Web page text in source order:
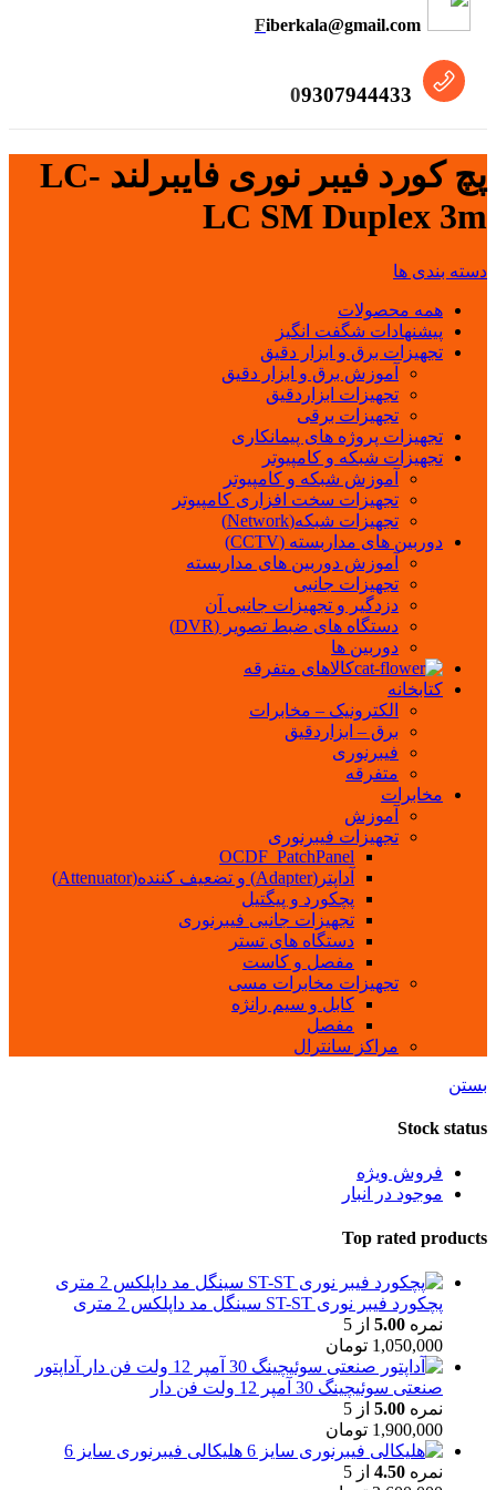
Fiberkala@gmail.com
09307944433
پچ کورد فیبر نوری فایبرلند LC-
LC SM Duplex 3m
دسته بندی ها
همه محصولات
پیشنهادات شگفت انگیز
تجهیزات برق و ابزار دقیق
آموزش برق و ابزار دقیق
تجهیزات ابزاردقیق
تجهیزات برقی
تجهیزات پروژه های پیمانکاری
تجهیزات شبکه و کامپیوتر
آموزش شبکه و کامپیوتر
تجهیزات سخت افزاری کامپیوتر
تجهیزات شبکه(Network)
دوربین های مداربسته (CCTV)
آموزش دوربین های مداربسته
تجهیزات جانبی
دزدگیر و تجهیزات جانبی آن
دستگاه های ضبط تصویر (DVR)
دوربین ها
کالاهای متفرقه
کتابخانه
الکترونیک – مخابرات
برق – ابزاردقیق
فیبرنوری
متفرقه
مخابرات
آموزش
تجهیزات فیبرنوری
OCDF_PatchPanel
آداپتر(Adapter) و تضعیف کننده(Attenuator)
پچکورد و پیگتیل
تجهیزات جانبی فیبرنوری
دستگاه های تستر
مفصل و کاست
تجهیزات مخابرات مسی
کابل و سیم رانژه
مفصل
مراکز سانترال
بستن
Stock status
فروش ویژه
موجود در انبار
Top rated products
پچکورد فیبر نوری ST-ST سینگل مد داپلکس 2 متری
نمره 5.00 از 5
1,050,000 تومان
آداپتور
صنعتی سوئیچینگ 30 آمپر 12 ولت فن دار
نمره 5.00 از 5
1,900,000 تومان
هلیکالی فیبرنوری سایز 6
نمره 4.50 از 5